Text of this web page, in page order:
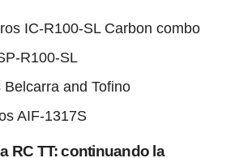
IC-R100-SL Carbon combo
R100-SL
and Tofino
AIF-1317S
RC TT: continuando la